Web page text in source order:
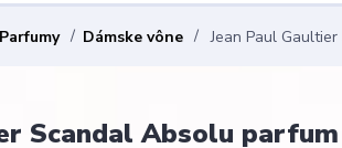
Parfumy Dámske vône Jean Paul
Scandal Absolu